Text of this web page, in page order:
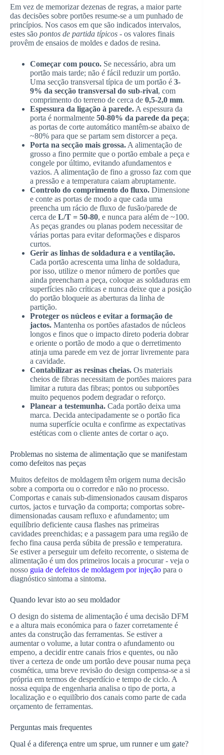
Em vez de memorizar dezenas de regras, a maior parte
das decisões sobre portões resume-se a um punhado de
princípios. Nos casos em que são indicados intervalos,
estes são pontos de partida típicos - os valores finais
provêm de ensaios de moldes e dados de resina.
Começar com pouco. Se necessário, abra um
portão mais tarde; não é fácil reduzir um portão.
Uma secção transversal típica de um portão é 3-
9% da secção transversal do sub-rival, com
comprimento do terreno de cerca de 0,5-2,0 mm.
Espessura da ligação à parede.A espessura da
porta é normalmente 50-80% da parede da peça;
as portas de corte automático mantêm-se abaixo de
~80% para que se partam sem distorcer a peça.
Porta na secção mais grossa.A alimentação de
grosso a fino permite que o portão embale a peça e
congele por último, evitando afundamentos e
vazios. A alimentação de fino a grosso faz com que
a pressão e a temperatura caiam abruptamente.
Controlo do comprimento do fluxo. Dimensione
e conte as portas de modo a que cada uma
preencha um rácio de fluxo de fusão/parede de
cerca de L/T = 50-80, e nunca para além de ~100.
As peças grandes ou planas podem necessitar de
várias portas para evitar deformações e disparos
curtos.
Gerir as linhas de soldadura e a ventilação.
Cada portão acrescenta uma linha de soldadura,
por isso, utilize o menor número de portões que
ainda preencham a peça, coloque as soldaduras em
superfícies não críticas e nunca deixe que a posição
do portão bloqueie as aberturas da linha de
partição.
Proteger os núcleos e evitar a formação de
jactos. Mantenha os portões afastados de núcleos
longos e finos que o impacto direto poderia dobrar
e oriente o portão de modo a que o derretimento
atinja uma parede em vez de jorrar livremente para
a cavidade.
Contabilizar as resinas cheias. Os materiais
cheios de fibras necessitam de portões maiores para
limitar a rutura das fibras; pontos ou subportões
muito pequenos podem degradar o reforço.
Planear a testemunha. Cada portão deixa uma
marca. Decida antecipadamente se o portão fica
numa superfície oculta e confirme as expectativas
estéticas com o cliente antes de cortar o aço.
Problemas no sistema de alimentação que se manifestam
como defeitos nas peças
Muitos defeitos de moldagem têm origem numa decisão
sobre a comporta ou o corredor e não no processo.
Comportas e canais sub-dimensionados causam disparos
curtos, jactos e turvação da comporta; comportas sobre-
dimensionadas causam refluxo e afundamento; um
equilíbrio deficiente causa flashes nas primeiras
cavidades preenchidas; e a passagem para uma região de
fecho fina causa perda súbita de pressão e temperatura.
Se estiver a perseguir um defeito recorrente, o sistema de
alimentação é um dos primeiros locais a procurar - veja o
nosso guia de defeitos de moldagem por injeção para o
diagnóstico sintoma a sintoma.
Quando levar isto ao seu moldador
O design do sistema de alimentação é uma decisão DFM
e a altura mais económica para o fazer corretamente é
antes da construção das ferramentas. Se estiver a
aumentar o volume, a lutar contra o afundamento ou
empeno, a decidir entre canais frios e quentes, ou não
tiver a certeza de onde um portão deve pousar numa peça
cosmética, uma breve revisão do design compensa-se a si
própria em termos de desperdício e tempo de ciclo. A
nossa equipa de engenharia analisa o tipo de porta, a
localização e o equilíbrio dos canais como parte de cada
orçamento de ferramentas.
Perguntas mais frequentes
Qual é a diferença entre um sprue, um runner e um gate?